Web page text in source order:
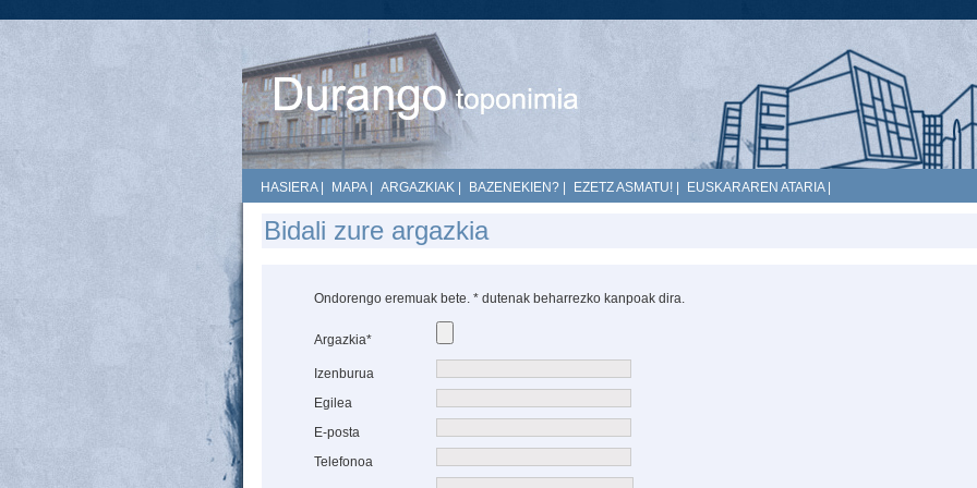
HASIERA| MAPA| ARGAZKIAK BAZENEKIEN? EZETZ ASMATU! EUSKARAREN ATARIA|
Bidali zure argazkia
Ondorengo eremuak bete. * dutenak beharrezko kanpoak dira.
Argazkia*
Izenburua
Egilea
E-posta
Telefonoa